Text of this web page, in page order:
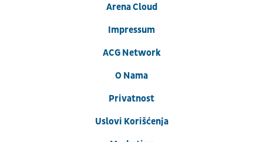
Arena Cloud
Impressum
ACG Network
O Nama
Privatnost
Uslovi Korišćenja